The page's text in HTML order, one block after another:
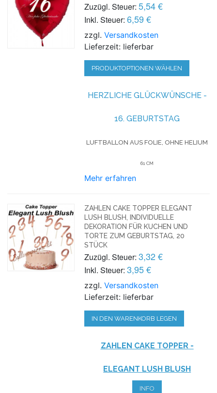
Zuzügl. Steuer: 5,54 €
Inkl. Steuer: 6,59 €
zzgl.Versandkosten
Lieferzeit: lieferbar
PRODUKTOPTIONEN WÄHLEN
HERZLICHE GLÜCKWÜNSCHE -
16. GEBURTSTAG
LUFTBALLON AUS FOLIE, OHNE HELIUM
61 CM
Mehr erfahren
ZAHLEN CAKE TOPPER ELEGANT
LUSH BLUSH, INDIVIDUELLE
DEKORATION FÜR KUCHEN UND
TORTE ZUM GEBURTSTAG, 20
STÜCK
Zuzügl. Steuer: 3,32 €
Inkl. Steuer: 3,95 €
zzgl.Versandkosten
Lieferzeit: lieferbar
IN DEN WARENKORB LEGEN
ZAHLEN CAKE TOPPER-
ELEGANT LUSH BLUSH
INFO